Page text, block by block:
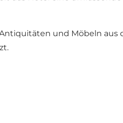
und Möbeln aus